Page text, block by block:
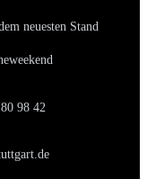
neuesten Stand
98 42